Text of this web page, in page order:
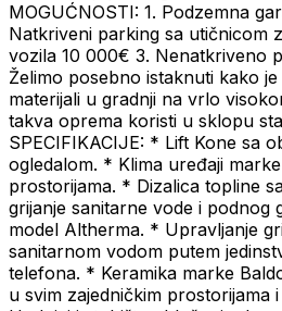
MOGUĆNOSTI: 1. Podzemna
Natkriveni parking sa utičnicom
vozila 10 000€ 3. Nenatkriveno
Želimo posebno istaknuti kako
materijali u gradnji na vrlo
takva oprema koristi u sklopu
SPECIFIKACIJE: * Lift Kone sa
ogledalom. * Klima uređaji
prostorijama. * Dizalica topline
grijanje sanitarne vode i podnog
model Altherma. * Upravljanje
sanitarnom vodom putem
telefona. * Keramika marke
u svim zajedničkim prostorijama